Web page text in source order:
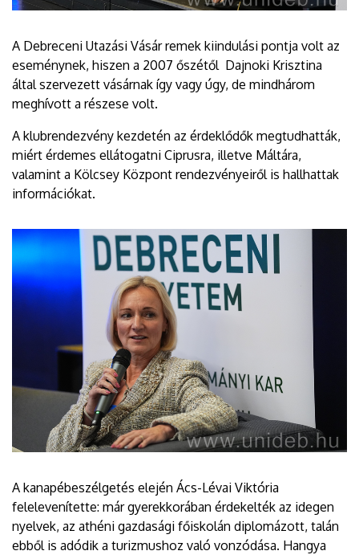
A Debreceni Utazási Vásár remek kiindulási pontja volt az
eseménynek, hiszen a 2007 őszétől Dajnoki Krisztina
által szervezett vásárnak így vagy úgy, de mindhárom
meghívott a részese volt.
A klubrendezvény kezdetén az érdeklődők megtudhatták,
miért érdemes ellátogatni Ciprusra, illetve Máltára,
valamint a Kölcsey Központ rendezvényeiről is hallhattak
információkat.
A kanapébeszélgetés elején Ács-Lévai Viktória
felelevenítette: már gyerekkorában érdekelték az idegen
nyelvek, az athéni gazdasági főiskolán diplomázott, talán
ebből is adódik a turizmushoz való vonzódása. Hangya